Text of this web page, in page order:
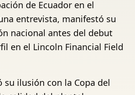
de Ecuador en el
entrevista, manifestó su
nacional antes del debut
en el Lincoln Financial Field
su ilusión con la Copa del